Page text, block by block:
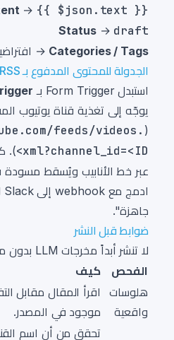
→ {{ $json.text }}
Status→ draft
Categories / Tags
→
الجدولة للمحتوى المدفوع بـ RSS
استبدل Form Trigger بـ
يوجّه إلى تغذية قناة يوتيوب
(
feeds/videos.
xml?channel_id=<ID>
).
جاهزة".
ضوابط قبل النشر
لا تنشر أبداً مخرجات LLM بدون مراجعة بشرية:
الفحص
كيف
هلوسات
واقعية
اقرأ المقال مقابل
موجود في المصدر.
تحقق من أن اسم